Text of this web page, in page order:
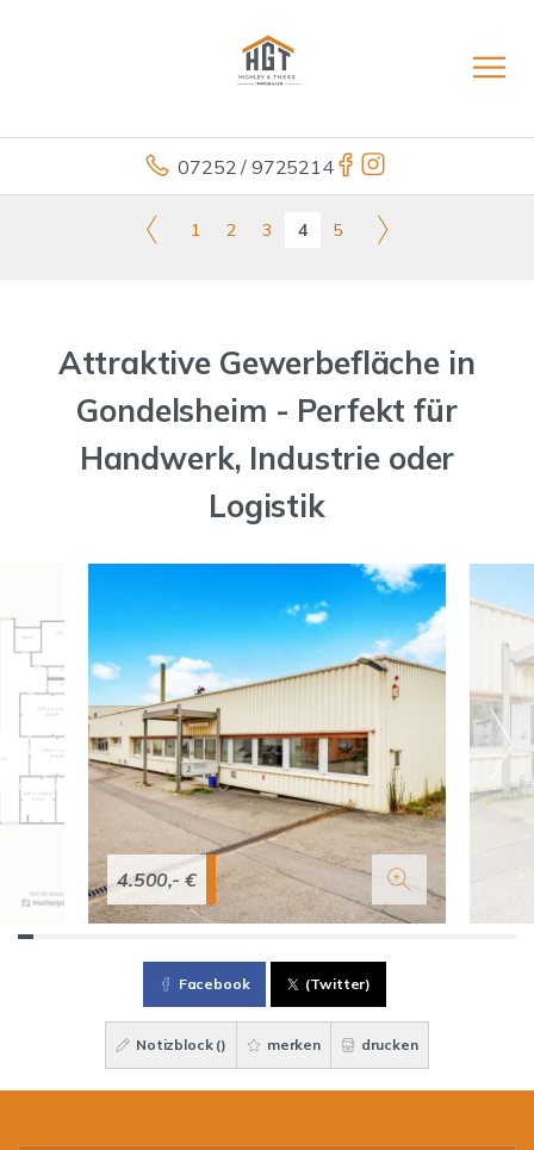
07252 / 9725214
1 2 3 4 5
Attraktive Gewerbefläche in
Gondelsheim - Perfekt für
Handwerk, Industrie oder
Logistik
4.500,- €
Facebook (Twitter)
Notizblock () merken drucken